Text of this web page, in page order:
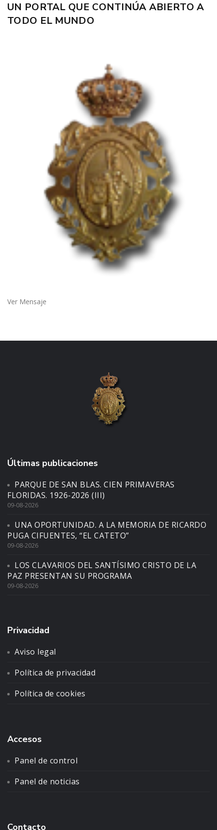
UN PORTAL QUE CONTINÚA ABIERTO A
TODO EL MUNDO
Ver Mensaje
Últimas publicaciones
PARQUE DE SAN BLAS. CIEN PRIMAVERAS
FLORIDAS. 1926-2026 (III)
09-08-2026
UNA OPORTUNIDAD. A LA MEMORIA DE RICARDO
PUGA CIFUENTES, “EL CATETO”
09-08-2026
LOS CLAVARIOS DEL SANTÍSIMO CRISTO DE LA
PAZ PRESENTAN SU PROGRAMA
09-08-2026
Privacidad
Aviso legal
Política de privacidad
Política de cookies
Accesos
Panel de control
Panel de noticias
Contacto